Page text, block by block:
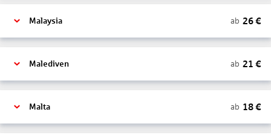
Malaysia ab 26€
Malediven ab 21 €
Malta ab 18€